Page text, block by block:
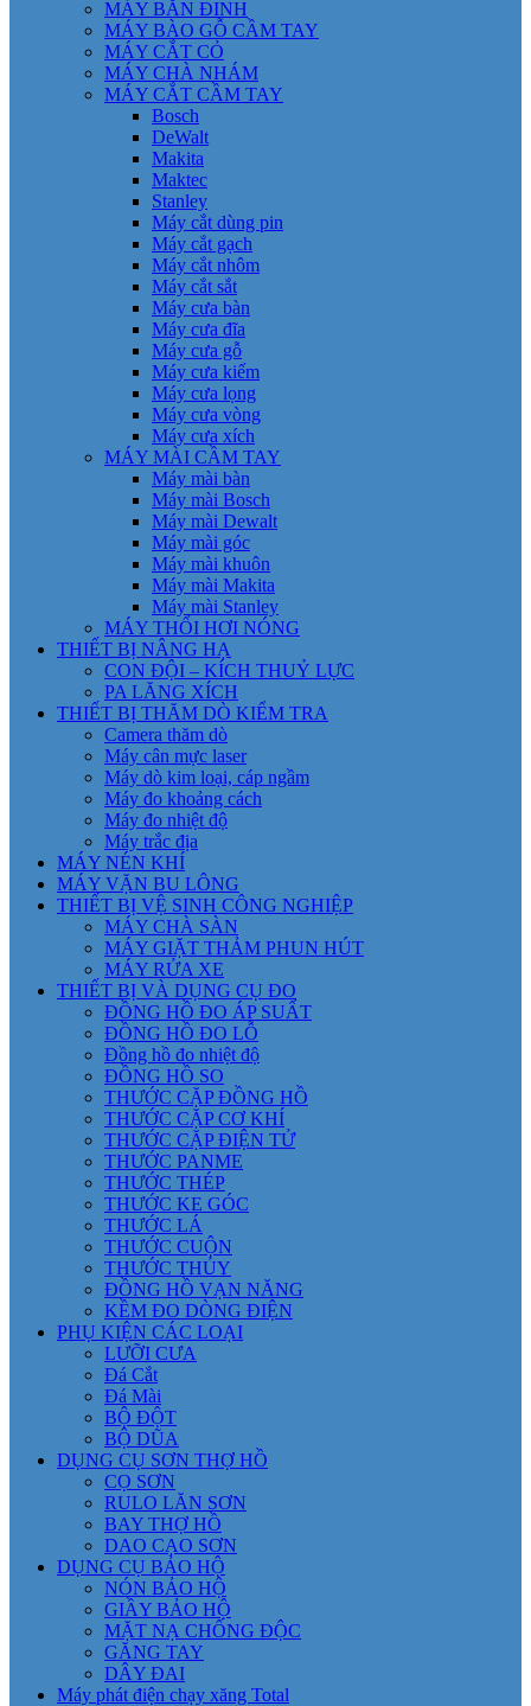
MÁY BẮN ĐINH
MÁY BÀO GỖ CẦM TAY
MÁY CẮT CỎ
MÁY CHÀ NHÁM
MÁY CẮT CẦM TAY
Bosch
DeWalt
Makita
Maktec
Stanley
Máy cắt dùng pin
Máy cắt gạch
Máy cắt nhôm
Máy cắt sắt
Máy cưa bàn
Máy cưa đĩa
Máy cưa gỗ
Máy cưa kiếm
Máy cưa lọng
Máy cưa vòng
Máy cưa xích
MÁY MÀI CẦM TAY
Máy mài bàn
Máy mài Bosch
Máy mài Dewalt
Máy mài góc
Máy mài khuôn
Máy mài Makita
Máy mài Stanley
MÁY THỔI HƠI NÓNG
THIẾT BỊ NÂNG HẠ
CON ĐỘI – KÍCH THUỶ LỰC
PA LĂNG XÍCH
THIẾT BỊ THĂM DÒ KIỂM TRA
Camera thăm dò
Máy cân mực laser
Máy dò kim loại, cáp ngầm
Máy đo khoảng cách
Máy đo nhiệt độ
Máy trắc địa
MÁY NÉN KHÍ
MÁY VẶN BU LÔNG
THIẾT BỊ VỆ SINH CÔNG NGHIỆP
MÁY CHÀ SÀN
MÁY GIẶT THẢM PHUN HÚT
MÁY RỬA XE
THIẾT BỊ VÀ DỤNG CỤ ĐO
ĐỒNG HỒ ĐO ÁP SUẤT
ĐỒNG HỒ ĐO LỖ
Đồng hồ đo nhiệt độ
ĐỒNG HỒ SO
THƯỚC CẶP ĐỒNG HỒ
THƯỚC CẶP CƠ KHÍ
THƯỚC CẶP ĐIỆN TỬ
THƯỚC PANME
THƯỚC THÉP
THƯỚC KE GÓC
THƯỚC LÁ
THƯỚC CUỘN
THƯỚC THỦY
ĐỒNG HỒ VẠN NĂNG
KỀM ĐO DÒNG ĐIỆN
PHỤ KIỆN CÁC LOẠI
LƯỠI CƯA
Đá Cắt
Đá Mài
BỘ ĐỘT
BỘ DŨA
DỤNG CỤ SƠN THỢ HỒ
CỌ SƠN
RULO LĂN SƠN
BAY THỢ HỒ
DAO CẠO SƠN
DỤNG CỤ BẢO HỘ
NÓN BẢO HỘ
GIẦY BẢO HỘ
MẶT NẠ CHỐNG ĐỘC
GĂNG TAY
DÂY ĐAI
Máy phát điện chạy xăng Total